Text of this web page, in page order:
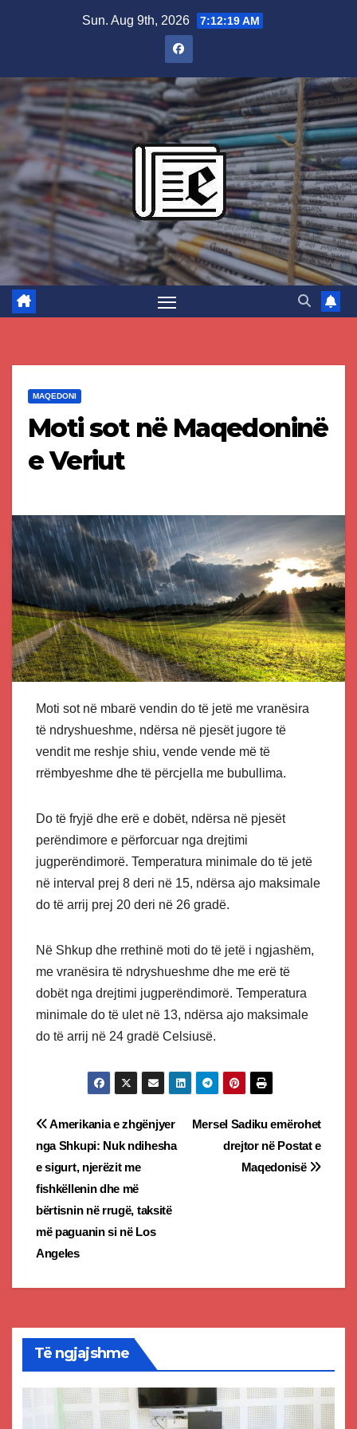
Sun. Aug 9th, 2026 7:12:20 AM
MAQEDONI
Moti sot në Maqedoninë
e Veriut
Moti sot në mbarë vendin do të jetë me vranësira
të ndryshueshme, ndërsa në pjesët jugore të
vendit me reshje shiu, vende vende më të
rrëmbyeshme dhe të përcjella me bubullima.
Do të fryjë dhe erë e dobët, ndërsa në pjesët
perëndimore e përforcuar nga drejtimi
jugperëndimorë. Temperatura minimale do të jetë
në interval prej 8 deri në 15, ndërsa ajo maksimale
do të arrij prej 20 deri në 26 gradë.
Në Shkup dhe rrethinë moti do të jetë i ngjashëm,
me vranësira të ndryshueshme dhe me erë të
dobët nga drejtimi jugperëndimorë. Temperatura
minimale do të ulet në 13, ndërsa ajo maksimale
do të arrij në 24 gradë Celsiusë.
Post
navigation
Mersel Sadiku emërohet
drejtor në Postat e
Maqedonisë
Amerikania e zhgënjyer
nga Shkupi: Nuk ndihesha
e sigurt, njerëzit me
fishkëllenin dhe më
bërtisnin në rrugë, taksitë
më paguanin si në Los
Angeles
Të ngjajshme